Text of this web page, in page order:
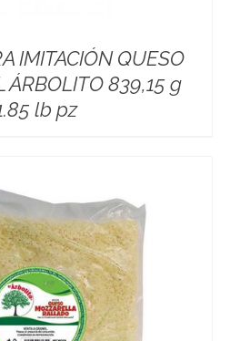
IMITACIÓN QUESO
ÁRBOLITO 839,15 g
lb pz